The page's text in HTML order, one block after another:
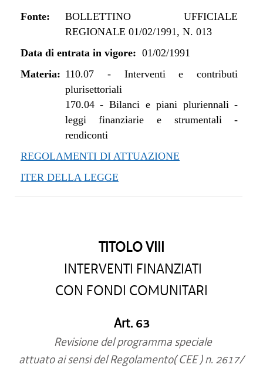
Fonte:
BOLLETTINO UFFICIALE
REGIONALE 01/02/1991, N. 013
Data di entrata in vigore: 01/02/1991
Materia: 110.07- Interventi e contributi
plurisettoriali
170.04-Bilanci e piani pluriennali -
leggi finanziarie e strumentali -
rendiconti
REGOLAMENTI DI ATTUAZIONE
ITER DELLA LEGGE
TITOLO VIII
INTERVENTI FINANZIATI
CON FONDI COMUNITARI
Art. 63
Revisione del programma speciale
attuato ai sensi del Regolamento( CEE ) n. 2617/